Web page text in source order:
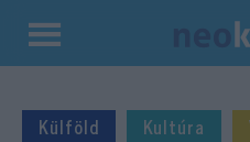
Kilépés
tartalomba
Külföld Kultúra